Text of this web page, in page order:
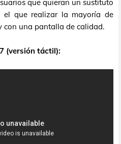
que quieran un sustituto
el que realizar la mayoría de
con una pantalla de calidad.
(versión táctil):